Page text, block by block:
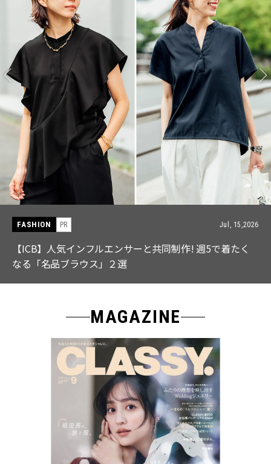
FASHION PR Jul, 15,2026
【ICB】人気インフルエンサーと共同制作! 週5で着たく
なる「名品ブラウス」２選
MAGAZINE